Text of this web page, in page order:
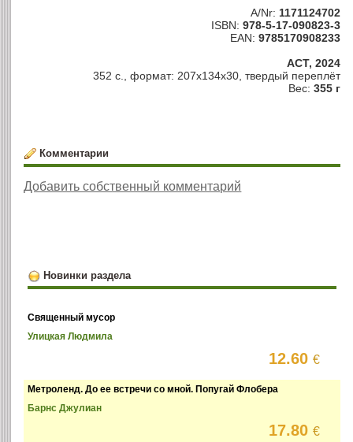
A/Nr: 1171124702
ISBN: 978-5-17-090823-3
EAN: 9785170908233
АСТ, 2024
352 с., формат: 207x134x30, твердый переплёт
Вес: 355 г
Комментарии
Добавить собственный комментарий
Новинки раздела
Священный мусор
Улицкая Людмила
12.60€
Метроленд. До ее встречи со мной. Попугай Флобера
Барнс Джулиан
17.80€